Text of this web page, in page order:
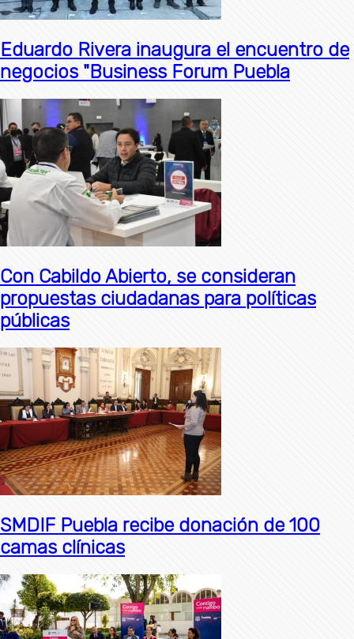
Eduardo Rivera inaugura el encuentro de
negocios "Business Forum Puebla
Con Cabildo Abierto, se consideran
propuestas ciudadanas para políticas
públicas
SMDIF Puebla recibe donación de 100
camas clínicas